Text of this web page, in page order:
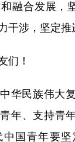
融合发展，
干涉，坚定推
！
民族伟大复
年、支持青
国青年要